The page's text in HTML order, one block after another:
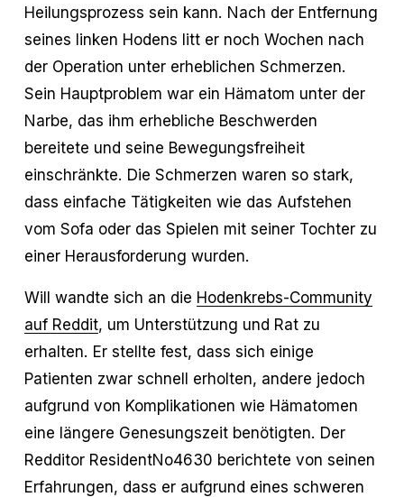
Heilungsprozess sein kann. Nach der Entfernung
seines linken Hodens litt er noch Wochen nach
der Operation unter erheblichen Schmerzen.
Sein Hauptproblem war ein Hämatom unter der
Narbe, das ihm erhebliche Beschwerden
bereitete und seine Bewegungsfreiheit
einschränkte. Die Schmerzen waren so stark,
dass einfache Tätigkeiten wie das Aufstehen
vom Sofa oder das Spielen mit seiner Tochter zu
einer Herausforderung wurden.
Will wandte sich an die Hodenkrebs-Community
auf Reddit, um Unterstützung und Rat zu
erhalten. Er stellte fest, dass sich einige
Patienten zwar schnell erholten, andere jedoch
aufgrund von Komplikationen wie Hämatomen
eine längere Genesungszeit benötigten. Der
Redditor ResidentNo4630 berichtete von seinen
Erfahrungen, dass er aufgrund eines schweren